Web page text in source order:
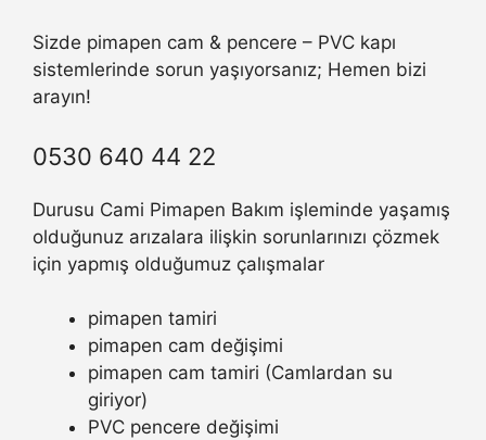
Sizde pimapen cam & pencere – PVC kapı
sistemlerinde sorun yaşıyorsanız; Hemen bizi
arayın!
0530 640 44 22
Durusu Cami Pimapen Bakım işleminde yaşamış
olduğunuz arızalara ilişkin sorunlarınızı çözmek
için yapmış olduğumuz çalışmalar
pimapen tamiri
pimapen cam değişimi
pimapen cam tamiri (Camlardan su
giriyor)
PVC pencere değişimi